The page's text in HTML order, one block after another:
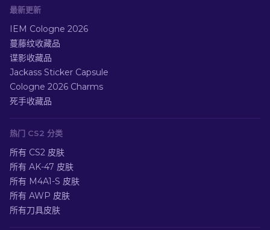
最新更新
IEM Cologne 2026
蔓藤纹收藏品
谍影收藏品
Jackass Sticker Capsule
Cologne 2026 Charms
死手收藏品
热门 CS2 分类
所有 CS2 皮肤
所有 AK-47 皮肤
所有 M4A1-S 皮肤
所有 AWP 皮肤
所有刀具皮肤